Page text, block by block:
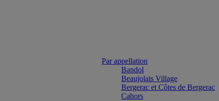
Par appellation
Bandol
Beaujolais Village
Bergerac et Côtes de Bergerac
Cahors